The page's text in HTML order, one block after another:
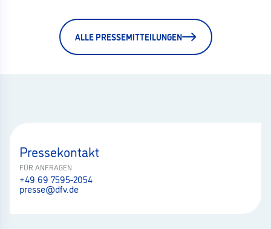
ALLE PRESSEMITTEILUNGEN
Pressekontakt
FÜR ANFRAGEN
+49 69 7595-2054
presse@dfv.de